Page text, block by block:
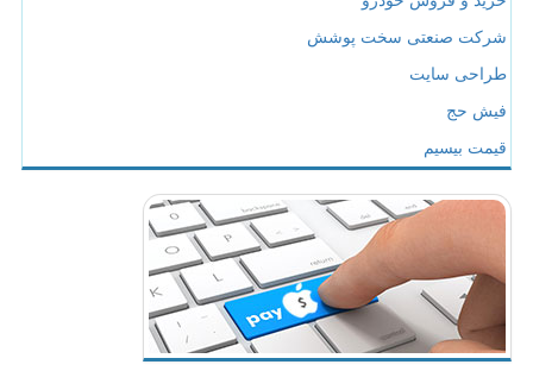
شرکت صنعتی سخت پوشش
طراحی سایت
فیش حج
قیمت بیسیم